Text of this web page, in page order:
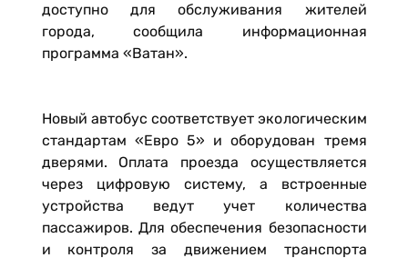
доступно для обслуживания жителей
города, сообщила информационная
программа «Ватан».
Новый автобус соответствует экологическим
стандартам «Евро 5» и оборудован тремя
дверями. Оплата проезда осуществляется
через цифровую систему, а встроенные
устройства ведут учет количества
пассажиров. Для обеспечения безопасности
и контроля за движением транспорта